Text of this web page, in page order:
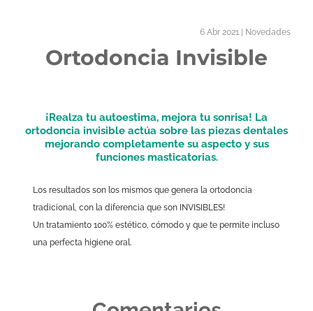
6 Abr 2021 | Novedades
Ortodoncia Invisible
¡Realza tu autoestima, mejora tu sonrisa! La
ortodoncia invisible actúa sobre las piezas dentales
mejorando completamente su aspecto y sus
funciones masticatorias.
Los resultados son los mismos que genera la ortodoncia
tradicional, con la diferencia que son INVISIBLES!
Un tratamiento 100% estético, cómodo y que te permite incluso
una perfecta higiene oral.